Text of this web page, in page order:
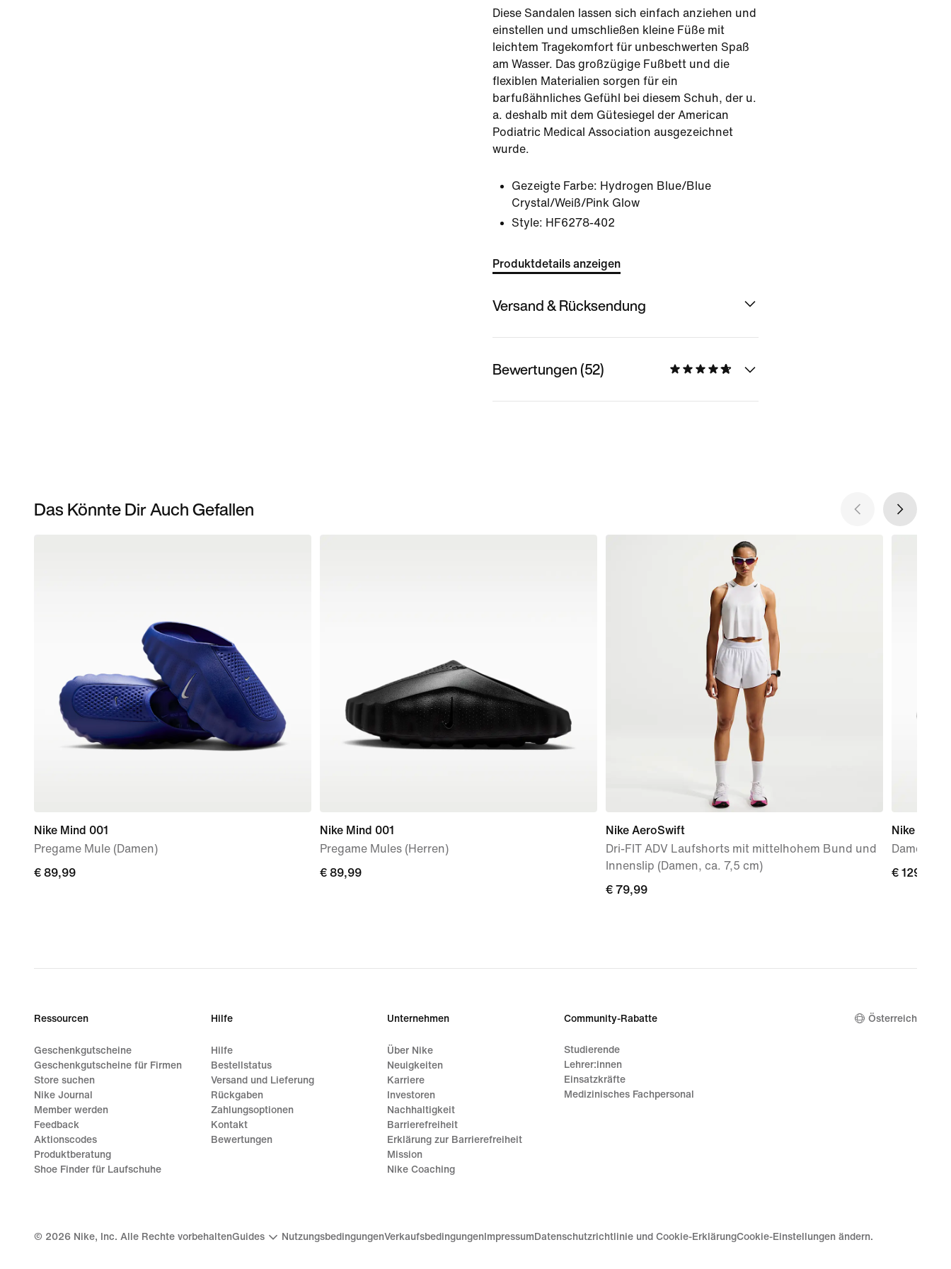
Diese Sandalen lassen sich einfach anziehen und
einstellen und umschließen kleine Füße mit
leichtem Tragekomfort für unbeschwerten Spaß
am Wasser. Das großzügige Fußbett und die
flexiblen Materialien sorgen für ein
barfußähnliches Gefühl bei diesem Schuh, der u.
a. deshalb mit dem Gütesiegel der American
Podiatric Medical Association ausgezeichnet
wurde.
Gezeigte Farbe: Hydrogen Blue/Blue
Crystal/Weiß/Pink Glow
Style: HF6278-402
Produktdetails anzeigen
Versand & Rücksendung
Bewertungen (52)
Das Könnte Dir Auch Gefallen
Nike Mind 001
Pregame Mule (Damen)
€ 89,99
€ 89,99
Nike Mind 001
Pregame Mules (Herren)
€ 89,99
€ 89,99
Nike AeroSwift
Dri-FIT ADV Laufshorts mit mittelhohem Bund und
Innenslip (Damen, ca. 7,5 cm)
€ 79,99
€ 79,99
Nike Free
Damen-
€ 129,99
€ 129,99
Ressourcen
Geschenkgutscheine
Geschenkgutscheine für Firmen
Store suchen
Nike Journal
Member werden
Feedback
Aktionscodes
Produktberatung
Shoe Finder für Laufschuhe
Hilfe
Hilfe
Bestellstatus
Versand und Lieferung
Rückgaben
Zahlungsoptionen
Kontakt
Bewertungen
Unternehmen
Über Nike
Neuigkeiten
Karriere
Investoren
Nachhaltigkeit
Barrierefreiheit
Erklärung zur Barrierefreiheit
Mission
Nike Coaching
Community-Rabatte
Studierende
Lehrer:innen
Einsatzkräfte
Medizinisches Fachpersonal
Österreich
© 2026 Nike, Inc. Alle Rechte vorbehaltenGuides NutzungsbedingungenVerkaufsbedingungen Impressum Datenschutzrichtlinie und Cookie-ErklärungCookie-Einstellungen ändern.